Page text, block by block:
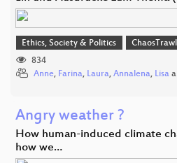
Ethics, Society & Politics
834
Anne, Farina, Laura, Annalena, Lisa
Angry weather ?
How human-induced climate
how we…